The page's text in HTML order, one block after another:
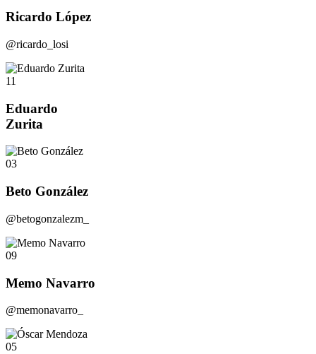
Ricardo López
@ricardo_losi
11
Eduardo
Zurita
03
Beto González
@betogonzalezm_
09
Memo Navarro
@memonavarro_
05